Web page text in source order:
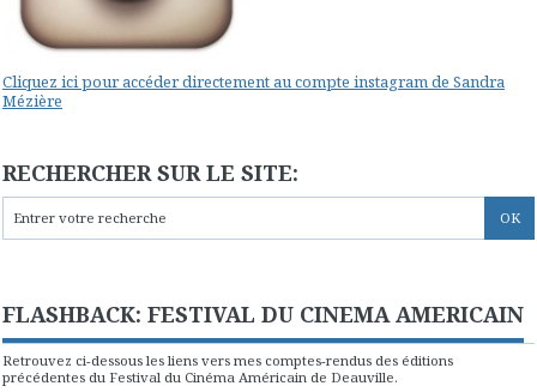
Cliquez ici pour accéder directement au compte instagram de Sandra
Mézière
RECHERCHER SUR LE SITE:
FLASHBACK: FESTIVAL DU CINEMA AMERICAIN
Retrouvez ci-dessous les liens vers mes comptes-rendus des éditions
précédentes du Festival du Cinéma Américain de Deauville.